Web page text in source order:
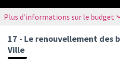
Plus d'informations sur le budget
17 - Le renouvellement des
Ville